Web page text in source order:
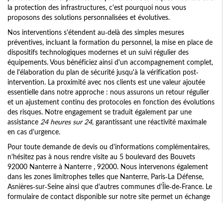
la protection des infrastructures, c'est pourquoi nous vous
proposons des solutions personnalisées et évolutives.
Nos interventions s'étendent au-delà des simples mesures
préventives, incluant la formation du personnel, la mise en place de
dispositifs technologiques modernes et un suivi régulier des
équipements. Vous bénéficiez ainsi d'un accompagnement complet,
de l'élaboration du plan de sécurité jusqu'à la vérification post-
intervention. La proximité avec nos clients est une valeur ajoutée
essentielle dans notre approche : nous assurons un retour régulier
et un ajustement continu des protocoles en fonction des évolutions
des risques. Notre engagement se traduit également par une
assistance 24 heures sur 24, garantissant une réactivité maximale
en cas d'urgence.
Pour toute demande de devis ou d'informations complémentaires,
n'hésitez pas à nous rendre visite au 5 boulevard des Bouvets
92000 Nanterre à Nanterre , 92000. Nous intervenons également
dans les zones limitrophes telles que Nanterre, Paris-La Défense,
Asnières-sur-Seine ainsi que d'autres communes d'Île-de-France. Le
formulaire de contact disponible sur notre site permet un échange